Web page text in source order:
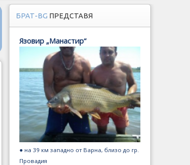
БРАТ-BG ПРЕДСТАВЯ
Язовир „Манастир“
● на 39 км западно от Варна, близо до гр.
Провадия